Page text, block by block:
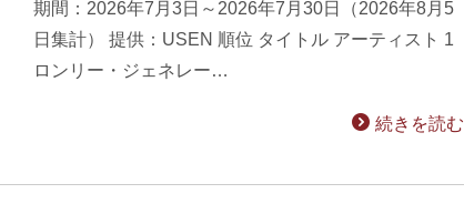
期間：2026年7月3日～2026年7月30日（2026年8月5
日集計） 提供：USEN 順位 タイトル アーティスト 1
ロンリー・ジェネレー…
続きを読む